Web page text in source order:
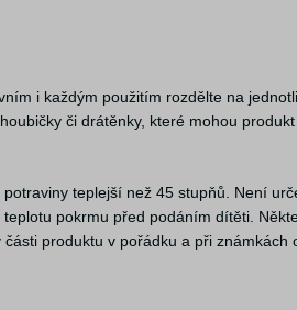
i každým použitím rozdělte na
či drátěnky, které mohou
teplejší než 45 stupňů. Není
pokrmu před podáním dítěti.
části produktu v pořádku a při